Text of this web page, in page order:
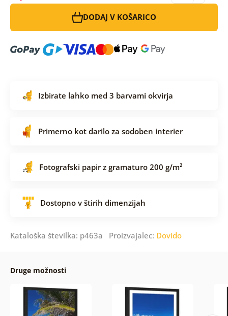
DODAJ V KOŠARICO
Izbirate lahko med 3 barvami okvirja
Primerno kot darilo za sodoben interier
Fotografski papir z gramaturo 200 g/m²
Dostopno v štirih dimenzijah
Kataloška številka: p463a Proizvajalec: Dovido
Druge možnosti